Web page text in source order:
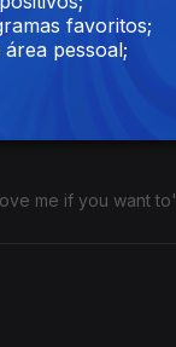
me if you want to'
favoritos;
pessoal;